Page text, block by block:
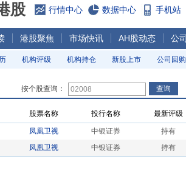
股 行情中心 数据中心 手机站
港股聚焦 市场快讯 AH股动态 公
机构评级 机构持仓 新股上市 公司回购
按个股查询：
股票名称 投行名称 最新评级
凤凰卫视 中银证券
持有
凤凰卫视 中银证券 持有